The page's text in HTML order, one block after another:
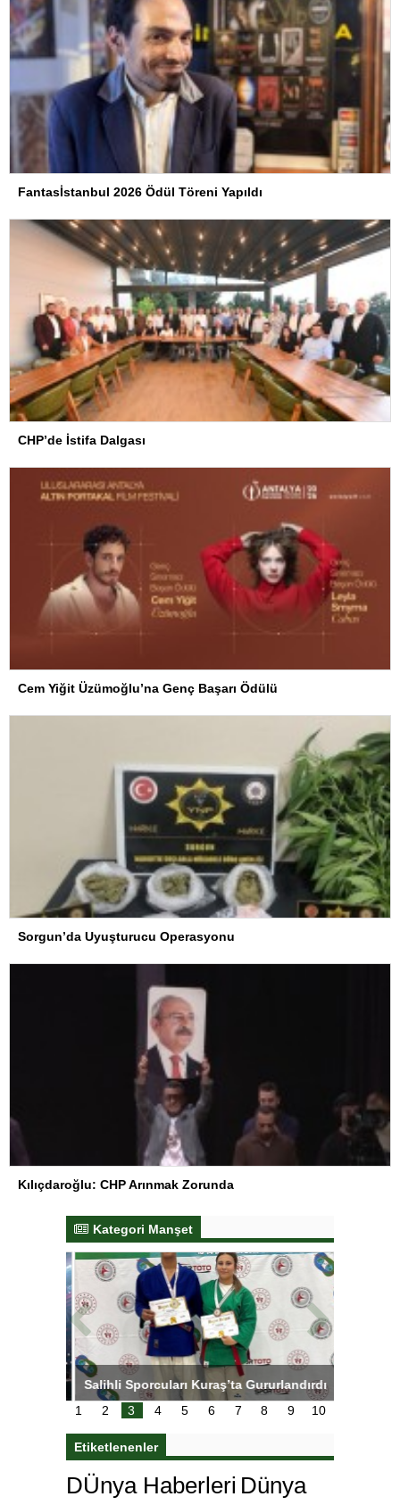
Fantasİstanbul 2026 Ödül Töreni Yapıldı
CHP’de İstifa Dalgası
Cem Yiğit Üzümoğlu’na Genç Başarı Ödülü
Sorgun’da Uyuşturucu Operasyonu
Kılıçdaroğlu: CHP Arınmak Zorunda
Kategori Manşet
Salihli Sporcuları Kuraş’ta Gururlandırdı
1 2 3 4 5 6 7 8 9 10
Etiketlenenler
DÜnya Haberleri Dünya